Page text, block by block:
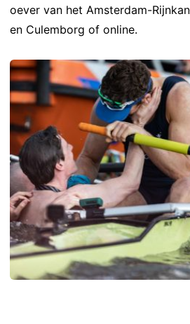
oever van het Amsterdam-
en Culemborg of online.